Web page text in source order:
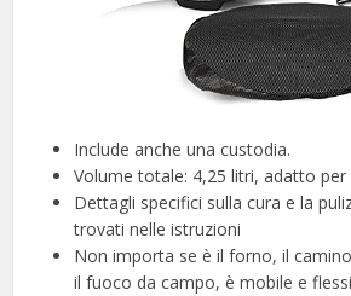
Include anche una custodia.
Volume totale: 4,25 litri, adatto per
Dettagli specifici sulla cura e la
trovati nelle istruzioni
Non importa se è il forno, il
il fuoco da campo, è mobile e